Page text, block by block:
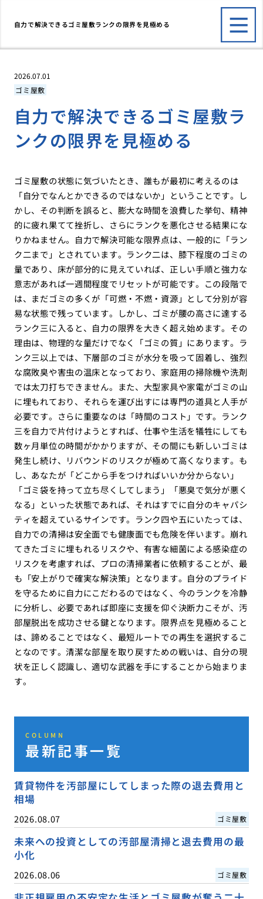
自力で解決できるゴミ屋敷ランクの限界を見極める
2026.07.01
ゴミ屋敷
自力で解決できるゴミ屋敷ラ
ンクの限界を見極める
ゴミ屋敷の状態に気づいたとき、誰もが最初に考えるのは
「自分でなんとかできるのではないか」ということです。し
かし、その判断を誤ると、膨大な時間を浪費した挙句、精神
的に疲れ果てて挫折し、さらにランクを悪化させる結果にな
りかねません。自力で解決可能な限界点は、一般的に「ラン
ク二まで」とされています。ランク二は、膝下程度のゴミの
量であり、床が部分的に見えていれば、正しい手順と強力な
意志があれば一週間程度でリセットが可能です。この段階で
は、まだゴミの多くが「可燃・不燃・資源」として分別が容
易な状態で残っています。しかし、ゴミが腰の高さに達する
ランク三に入ると、自力の限界を大きく超え始めます。その
理由は、物理的な量だけでなく「ゴミの質」にあります。ラ
ンク三以上では、下層部のゴミが水分を吸って固着し、強烈
な腐敗臭や害虫の温床となっており、家庭用の掃除機や洗剤
では太刀打ちできません。また、大型家具や家電がゴミの山
に埋もれており、それらを運び出すには専門の道具と人手が
必要です。さらに重要なのは「時間のコスト」です。ランク
三を自力で片付けようとすれば、仕事や生活を犠牲にしても
数ヶ月単位の時間がかかりますが、その間にも新しいゴミは
発生し続け、リバウンドのリスクが極めて高くなります。も
し、あなたが「どこから手をつければいいか分からない」
「ゴミ袋を持って立ち尽くしてしまう」「悪臭で気分が悪く
なる」といった状態であれば、それはすでに自分のキャパシ
ティを超えているサインです。ランク四や五にいたっては、
自力での清掃は安全面でも健康面でも危険を伴います。崩れ
てきたゴミに埋もれるリスクや、有害な細菌による感染症の
リスクを考慮すれば、プロの清掃業者に依頼することが、最
も「安上がりで確実な解決策」となります。自分のプライド
を守るために自力にこだわるのではなく、今のランクを冷静
に分析し、必要であれば即座に支援を仰ぐ決断力こそが、汚
部屋脱出を成功させる鍵となります。限界点を見極めること
は、諦めることではなく、最短ルートでの再生を選択するこ
となのです。清潔な部屋を取り戻すための戦いは、自分の現
状を正しく認識し、適切な武器を手にすることから始まりま
す。
COLUMN
最新記事一覧
賃貸物件を汚部屋にしてしまった際の退去費用と
相場
2026.08.07 ゴミ屋敷
未来への投資としての汚部屋清掃と退去費用の最
小化
2026.08.06 ゴミ屋敷